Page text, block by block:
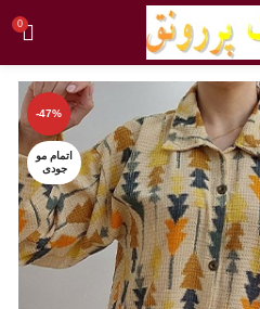
0
-47%
اتمام مو
جودی